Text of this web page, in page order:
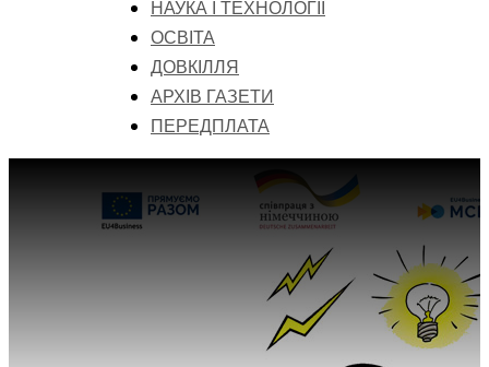
НАУКА І ТЕХНОЛОГІЇ
ОСВІТА
ДОВКІЛЛЯ
АРХІВ ГАЗЕТИ
ПЕРЕДПЛАТА